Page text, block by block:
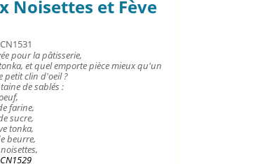
Noisettes et Fève
pour la pâtisserie,
et quel emporte pièce mieux qu'un
petit clin d'oeil ?
de sablés :
farine,
sucre,
tonka,
beurre,